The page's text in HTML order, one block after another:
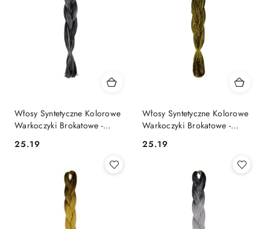
Włosy Syntetyczne Kolorowe
Warkoczyki Brokatowe -
Cena:
25.19
Włosy Syntetyczne Kolorowe
Warkoczyki Brokatowe -
Cena:
25.19